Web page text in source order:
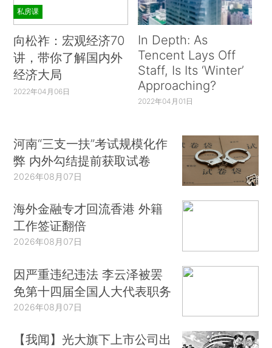
私房课
向松祚：宏观经济70
讲，带你了解国内外
经济大局
2022年04月06日
In Depth: As
Tencent Lays Off
Staff, Is Its ‘Winter’
Approaching?
2022年04月01日
河南“三支一扶”考试规模化作
弊 内外勾结提前获取试卷
2026年08月07日
海外金融专才回流香港 外籍
工作签证翻倍
2026年08月07日
因严重违纪违法 李云泽被罢
免第十四届全国人大代表职务
2026年08月07日
【我闻】光大旗下上市公司出